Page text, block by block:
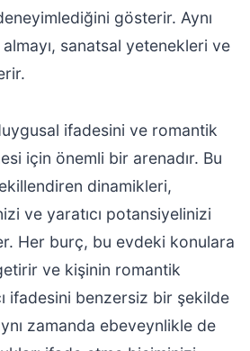
gösterir. Aynı
sanatsal yetenekleri ve
ifadesini ve romantik
için önemli bir arenadır. Bu
dinamikleri,
ve yaratıcı potansiyelinizi
Her burç, bu evdeki konulara
ve kişinin romantik
ifadesini benzersiz bir şekilde
zamanda ebeveynlikle de